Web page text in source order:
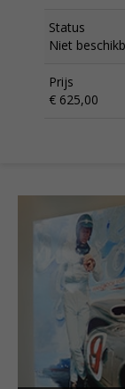
Status
Niet
Prijs
€ 625,00